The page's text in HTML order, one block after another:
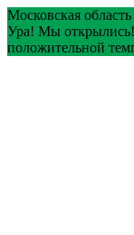
Перейти
к
содержанию
Московская область
Ура! Мы открылись!
положительной